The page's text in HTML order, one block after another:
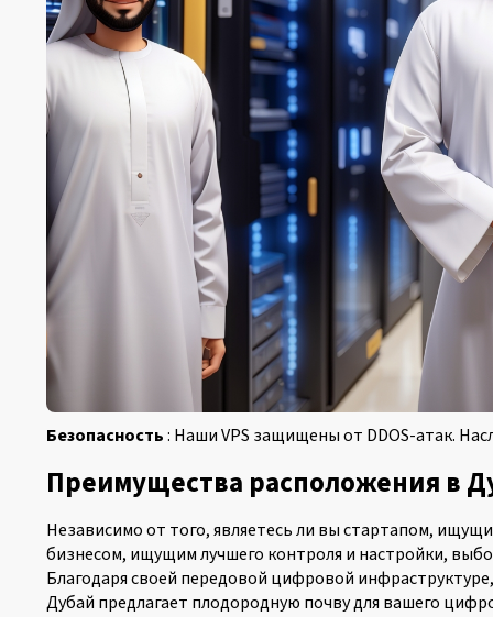
Безопасность: Наши VPS защищены от DDOS-атак.
Преимущества расположения в
Независимо от того, являетесь ли вы стартапом,
бизнесом, ищущим лучшего контроля и настройки,
Благодаря своей передовой цифровой
Дубай предлагает плодородную почву для вашего